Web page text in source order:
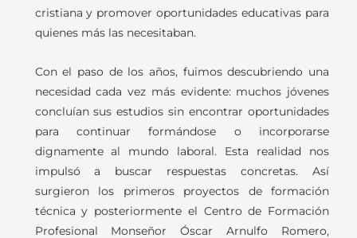
cristiana y promover oportunidades educativas para
quienes más las necesitaban.
Con el paso de los años, fuimos descubriendo una
necesidad cada vez más evidente: muchos jóvenes
concluían sus estudios sin encontrar oportunidades
para continuar formándose o incorporarse
dignamente al mundo laboral. Esta realidad nos
impulsó a buscar respuestas concretas. Así
surgieron los primeros proyectos de formación
técnica y posteriormente el Centro de Formación
Profesional Monseñor Óscar Arnulfo Romero,